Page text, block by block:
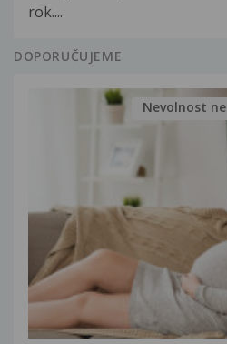
rok....
DOPORUČUJEME
Nevolnost